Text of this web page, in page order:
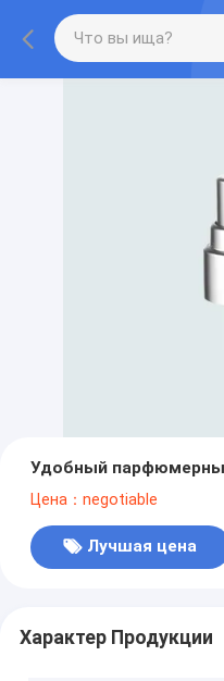
Удобный
Цена：negotiable
Лучшая цена
Характер Продукции